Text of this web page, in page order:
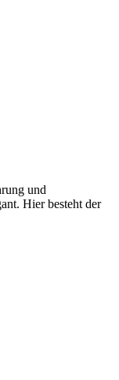
und
Hier besteht der